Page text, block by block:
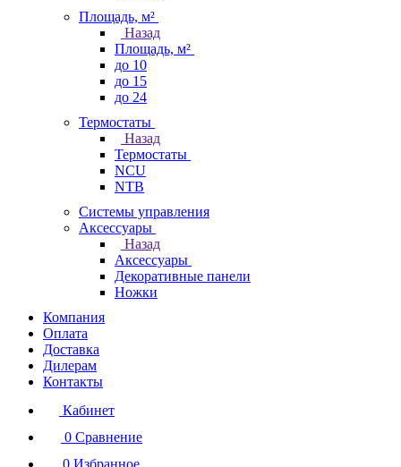
Площадь, м²
Назад
Площадь, м²
до 10
до 15
до 24
Термостаты
Назад
Термостаты
NCU
NTB
Системы управления
Аксессуары
Назад
Аксессуары
Декоративные панели
Ножки
Компания
Оплата
Доставка
Дилерам
Контакты
Кабинет
0 Сравнение
0 Избранное